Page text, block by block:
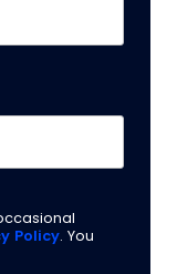
Policy. You